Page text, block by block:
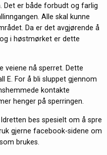
Det er både forbudt og farlig
Alle skal kunne
Da er det avgjørende å
i høstmørket er dette
veiene nå sperret. Dette
E. For å bli sluppet gjennom
kontakte
henger på sperringen.
bes spesielt om å spre
gjerne facebook-sidene om
brukes.